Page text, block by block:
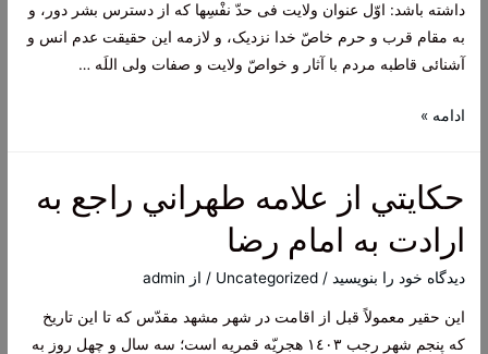
داشته باشد: اوّل عنوان ولایت فی حدّ نفْسِها که از دسترس بشر دور، و
به مقام قرب و حرم خاصّ خدا نزدیک، و لازمه این حقیقت عدم انس و
آشنائی قاطبه مردم با آثار و خواصّ ولایت و صفات ولی اللَه …
علّت
رضا
به
امام
غريب
ادامه »
حكايتي از علامه طهراني راجع به
ارادت به امام رضا
دیدگاه‌ خود را بنویسید /
Uncategorized / از admin
اين حقير معمولاً قبل از اقامت در شهر مشهد مقدّس كه تا اين تاريخ
كه پنجم شهر رجب ١٤٠٣ هجريّه قمريه است؛ سه سال و چهل روز به